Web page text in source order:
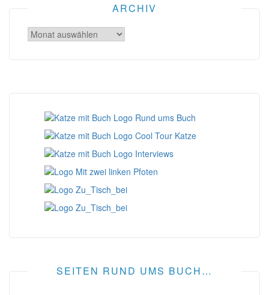
ARCHIV
Archiv
SEITEN RUND UMS BUCH…